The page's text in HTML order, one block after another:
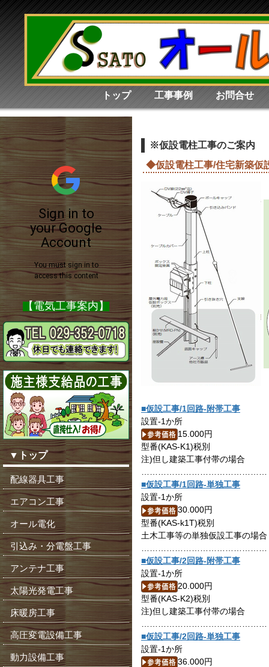
トップ 工事事例 お問合せ
※仮設電柱工事のご案内
◆仮設電柱工事/住宅新築仮
■仮設工事/1回路-附帯工事
設置-1か所
15.000円
型番(KAS-K1)税別
注)但し建築工事付帯の場合
………………………………………
■仮設工事/1回路-単独工事
設置-1か所
30.000円
型番(KAS-k1T)税別
土木工事等の単独仮設工事の場合
■仮設工事/2回路-附帯工事
設置-1か所
20.000円
型番(KAS-K2)税別
注)但し建築工事付帯の場合
■仮設工事/2回路-単独工事
設置-1か所
36.000円
【電気工事案内】
▼トップ
配線器具工事
エアコン工事
オール電化
引込み・分電盤工事
アンテナ工事
太陽光発電工事
床暖房工事
高圧変電設備工事
動力設備工事